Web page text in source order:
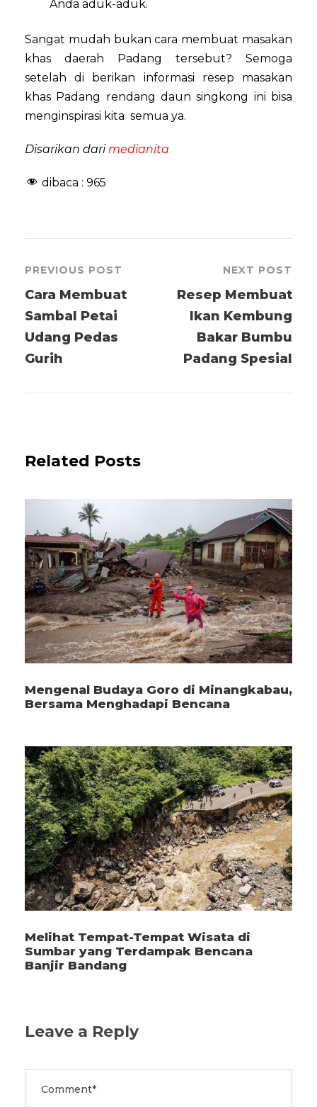
Anda aduk-aduk.
Sangat mudah bukan cara membuat masakan
khas daerah Padang tersebut? Semoga
setelah di berikan informasi resep masakan
khas Padang rendang daun singkong ini bisa
menginspirasi kita semua ya.
Disarikan dari medianita
dibaca : 965
PREVIOUS POST
Cara Membuat
Sambal Petai
Udang Pedas
Gurih
NEXT POST
Resep Membuat
Ikan Kembung
Bakar Bumbu
Padang Spesial
Related Posts
Mengenal Budaya Goro di Minangkabau,
Bersama Menghadapi Bencana
Melihat Tempat-Tempat Wisata di
Sumbar yang Terdampak Bencana
Banjir Bandang
Leave a Reply